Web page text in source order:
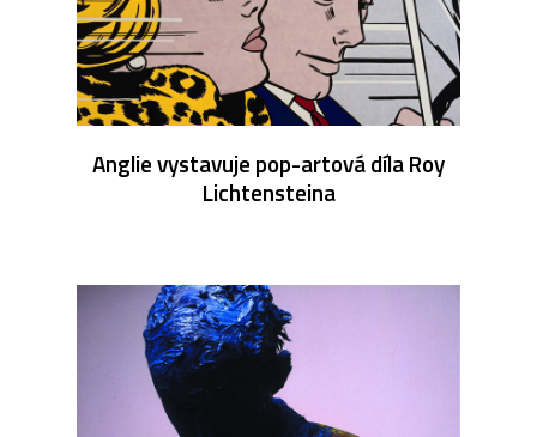
Anglie vystavuje pop-artová díla Roy
Lichtensteina